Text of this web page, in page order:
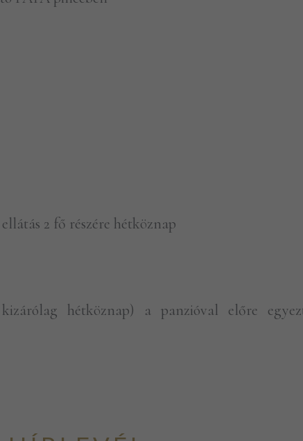
2 fő részére hétköznap
hétköznap) a panzióval előre